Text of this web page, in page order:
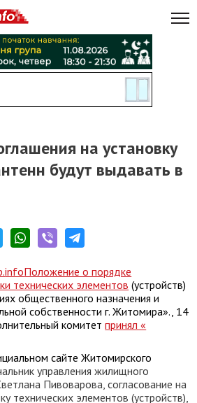
на установку
будут выдавать в
infoПоложение о порядке
технических элементов (устройств)
общественного назначения и
собственности г. Житомира»., 14
комитетпринял «
сайте Житомирского
управления жилищного
Пивоварова, согласование на
технических элементов (устройств),